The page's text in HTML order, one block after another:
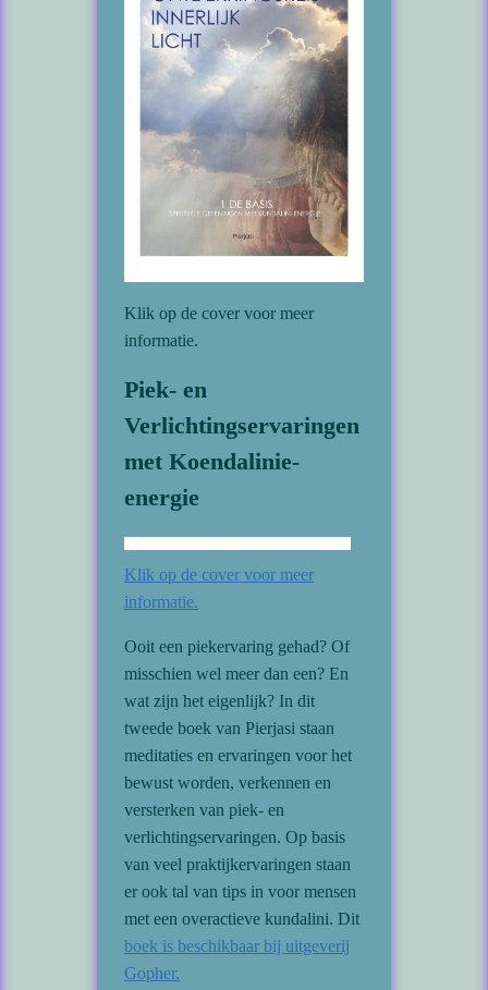
Klik op de cover voor meer
informatie.
Piek- en
Verlichtingservaringen
met Koendalinie-
energie
Klik op de cover voor meer
informatie.
Ooit een piekervaring gehad? Of
misschien wel meer dan een? En
wat zijn het eigenlijk? In dit
tweede boek van Pierjasi staan
meditaties en ervaringen voor het
bewust worden, verkennen en
versterken van piek- en
verlichtingservaringen. Op basis
van veel praktijkervaringen staan
er ook tal van tips in voor mensen
met een overactieve kundalini. Dit
boek is beschikbaar bij uitgeverij
Gopher.